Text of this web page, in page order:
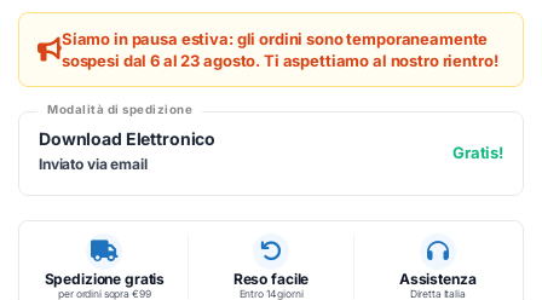
Siamo in pausa estiva: gli ordini sono temporaneamente
sospesi dal 6 al 23 agosto. Ti aspettiamo al nostro rientro!
Modalità di spedizione
Download Elettronico
Inviato via email
Gratis!
Spedizione gratis
per ordini sopra €99
Reso facile
Entro 14 giorni
Assistenza
Diretta Italia